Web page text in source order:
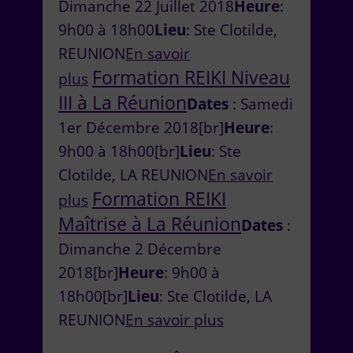
Dimanche 22 Juillet 2018Heure:
9h00 à 18h00Lieu: Ste Clotilde,
REUNIONEn savoir
plus Formation REIKI Niveau
III à La RéunionDates : Samedi
1er Décembre 2018[br]Heure:
9h00 à 18h00[br]Lieu: Ste
Clotilde, LA REUNIONEn savoir
plus Formation REIKI
Maîtrise à La RéunionDates :
Dimanche 2 Décembre
2018[br]Heure: 9h00 à
18h00[br]Lieu: Ste Clotilde, LA
REUNIONEn savoir plus